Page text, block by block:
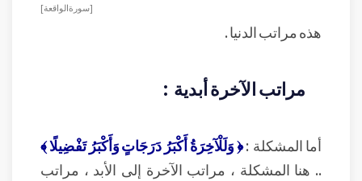
[ سورة الواقعة ]
هذه مراتب الدنيا .
مراتب الآخرة أبدية :
أما المشكلة :﴿ وَلَلْآخِرَةُ أَكْبَرُ دَرَجَاتٍ وَأَكْبَرُ تَفْضِيلًا ﴾
.. هنا المشكلة ، مراتب الآخرة إلى الأبد ، مراتب